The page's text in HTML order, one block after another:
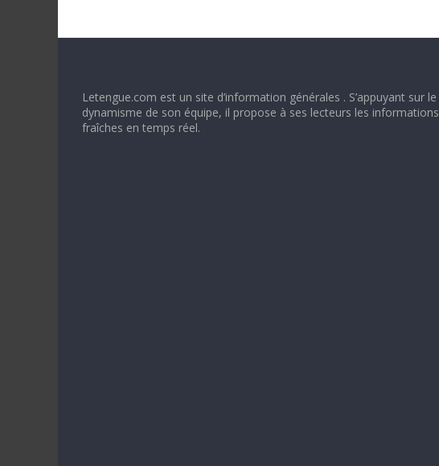
Letengue.com est un site d’information générales . S’appuyant sur le
dynamisme de son équipe, il propose à ses lecteurs les informations
fraîches en temps réel.